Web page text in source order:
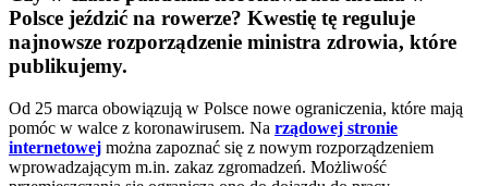
Polsce jeździć na rowerze? Kwestię tę reguluje
najnowsze rozporządzenie ministra zdrowia, które
publikujemy.
Od 25 marca obowiązują w Polsce nowe ograniczenia, które mają
pomóc w walce z koronawirusem. Na rządowej stronie
internetowej można zapoznać się z nowym rozporządzeniem
wprowadzającym m.in. zakaz zgromadzeń. Możliwość